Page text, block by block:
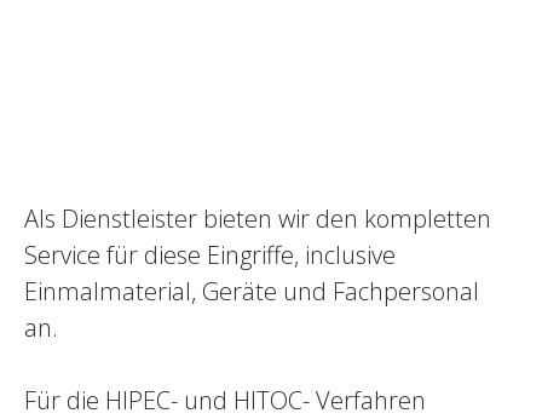
Als Dienstleister bieten wir den kompletten
Service für diese Eingriffe, inclusive
Einmalmaterial, Geräte und Fachpersonal
an.
Für die HIPEC- und HITOC- Verfahren